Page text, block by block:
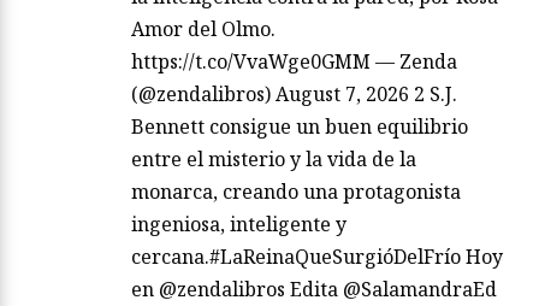
Amor del Olmo.
https://t.co/VvaWge0GMM — Zenda
(@zendalibros) August 7, 2026 2 S.J.
Bennett consigue un buen equilibrio
entre el misterio y la vida de la
monarca, creando una protagonista
ingeniosa, inteligente y
cercana.#LaReinaQueSurgióDelFrío Hoy
en @zendalibros Edita @SalamandraEd